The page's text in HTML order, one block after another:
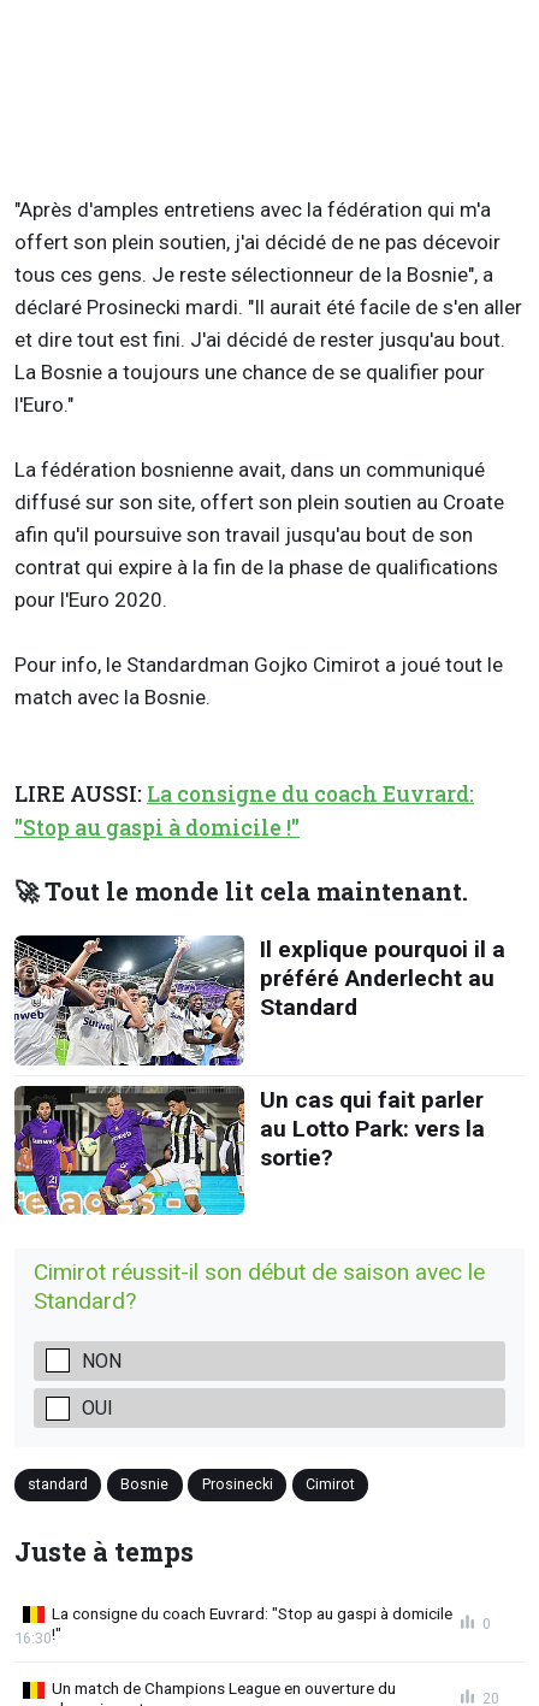
"Après d'amples entretiens avec la fédération qui m'a
offert son plein soutien, j'ai décidé de ne pas décevoir
tous ces gens. Je reste sélectionneur de la Bosnie", a
déclaré Prosinecki mardi. "Il aurait été facile de s'en aller
et dire tout est fini. J'ai décidé de rester jusqu'au bout.
La Bosnie a toujours une chance de se qualifier pour
l'Euro."
La fédération bosnienne avait, dans un communiqué
diffusé sur son site, offert son plein soutien au Croate
afin qu'il poursuive son travail jusqu'au bout de son
contrat qui expire à la fin de la phase de qualifications
pour l'Euro 2020.
Pour info, le Standardman Gojko Cimirot a joué tout le
match avec la Bosnie.
LIRE AUSSI: La consigne du coach Euvrard:
"Stop au gaspi à domicile !"
🚀 Tout le monde lit cela maintenant.
Il explique pourquoi il a
préféré Anderlecht au
Standard
Un cas qui fait parler
au Lotto Park: vers la
sortie?
Cimirot réussit-il son début de saison avec le
Standard?
NON
OUI
standard Bosnie Prosinecki Cimirot
Juste à temps
La consigne du coach Euvrard: "Stop au gaspi à domicile
!"
16:30
0
Un match de Champions League en ouverture du
20